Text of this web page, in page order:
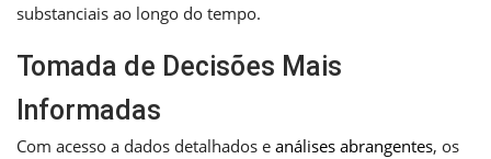
substanciais ao longo do tempo.
Tomada de Decisões Mais
Informadas
Com acesso a dados detalhados e análises abrangentes, os